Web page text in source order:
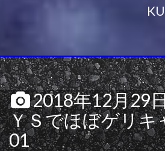
2018年12月29
ＹＳでほぼゲリキ
01